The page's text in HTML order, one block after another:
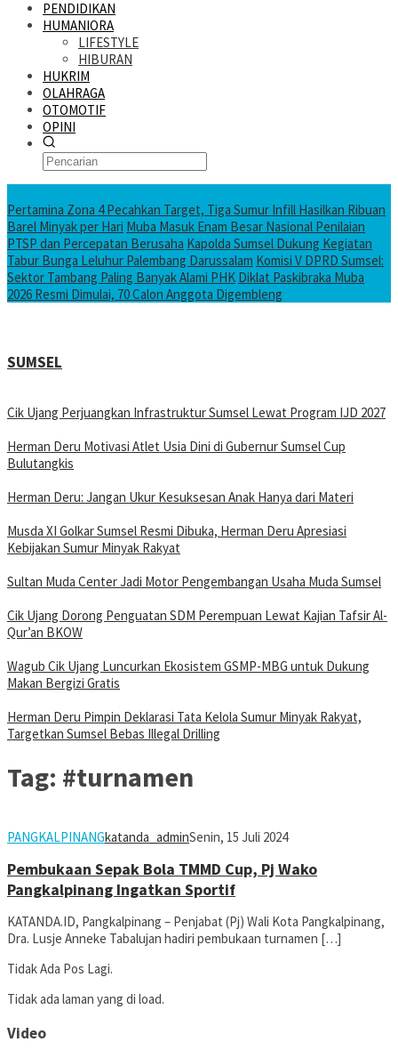
PENDIDIKAN
HUMANIORA
LIFESTYLE
HIBURAN
HUKRIM
OLAHRAGA
OTOMOTIF
OPINI
Pertamina Zona 4 Pecahkan Target, Tiga Sumur Infill Hasilkan Ribuan
Barel Minyak per Hari Muba Masuk Enam Besar Nasional Penilaian
PTSP dan Percepatan Berusaha Kapolda Sumsel Dukung Kegiatan
Tabur Bunga Leluhur Palembang Darussalam Komisi V DPRD Sumsel:
Sektor Tambang Paling Banyak Alami PHK Diklat Paskibraka Muba
2026 Resmi Dimulai, 70 Calon Anggota Digembleng
SUMSEL
Cik Ujang Perjuangkan Infrastruktur Sumsel Lewat Program IJD 2027
Herman Deru Motivasi Atlet Usia Dini di Gubernur Sumsel Cup
Bulutangkis
Herman Deru: Jangan Ukur Kesuksesan Anak Hanya dari Materi
Musda XI Golkar Sumsel Resmi Dibuka, Herman Deru Apresiasi
Kebijakan Sumur Minyak Rakyat
Sultan Muda Center Jadi Motor Pengembangan Usaha Muda Sumsel
Cik Ujang Dorong Penguatan SDM Perempuan Lewat Kajian Tafsir Al-
Qur’an BKOW
Wagub Cik Ujang Luncurkan Ekosistem GSMP-MBG untuk Dukung
Makan Bergizi Gratis
Herman Deru Pimpin Deklarasi Tata Kelola Sumur Minyak Rakyat,
Targetkan Sumsel Bebas Illegal Drilling
Tag: #turnamen
PANGKALPINANGkatanda_adminSenin, 15 Juli 2024
Pembukaan Sepak Bola TMMD Cup, Pj Wako
Pangkalpinang Ingatkan Sportif
KATANDA.ID, Pangkalpinang – Penjabat (Pj) Wali Kota Pangkalpinang,
Dra. Lusje Anneke Tabalujan hadiri pembukaan turnamen […]
Tidak Ada Pos Lagi.
Tidak ada laman yang di load.
Video